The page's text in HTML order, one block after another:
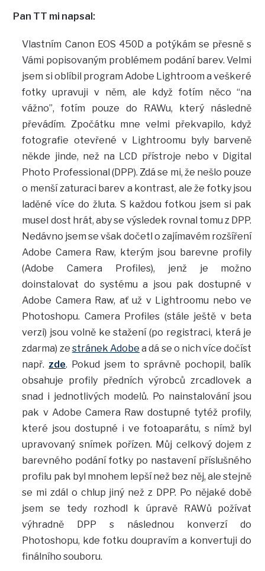
Pan TT mi napsal:
Vlastním Canon EOS 450D a potýkám se přesně s
Vámi popisovaným problémem podání barev. Velmi
jsem si oblíbil program Adobe Lightroom a veškeré
fotky upravuji v něm, ale když fotím něco “na
vážno”, fotím pouze do RAWu, který následně
převádím. Zpočátku mne velmi překvapilo, když
fotografie otevřené v Lightroomu byly barveně
někde jinde, než na LCD přístroje nebo v Digital
Photo Professional (DPP). Zdá se mi, že nešlo pouze
o menší zaturaci barev a kontrast, ale že fotky jsou
laděné více do žluta. S každou fotkou jsem si pak
musel dost hrát, aby se výsledek rovnal tomu z DPP.
Nedávno jsem se však dočetl o zajímavém rozšíření
Adobe Camera Raw, kterým jsou barevne profily
(Adobe Camera Profiles), jenž je možno
doinstalovat do systému a jsou pak dostupné v
Adobe Camera Raw, ať už v Lightroomu nebo ve
Photoshopu. Camera Profiles (stále ještě v beta
verzi) jsou volně ke stažení (po registraci, která je
zdarma) ze stránek Adobe a dá se o nich více dočíst
např. zde. Pokud jsem to správně pochopil, balík
obsahuje profily předních výrobců zrcadlovek a
snad i jednotlivých modelů. Po nainstalování jsou
pak v Adobe Camera Raw dostupné tytéž profily,
které jsou dostupné i ve fotoaparátu, s nímž byl
upravovaný snímek pořízen. Můj celkový dojem z
barevného podání fotky po nastavení příslušného
profilu pak byl mnohem lepší než bez něj, ale stejně
se mi zdál o chlup jiný než z DPP. Po nějaké době
jsem se tedy rozhodl k úpravě RAWů požívat
výhradně DPP s následnou konverzí do
Photoshopu, kde fotku doupravím a konvertuji do
finálního souboru.